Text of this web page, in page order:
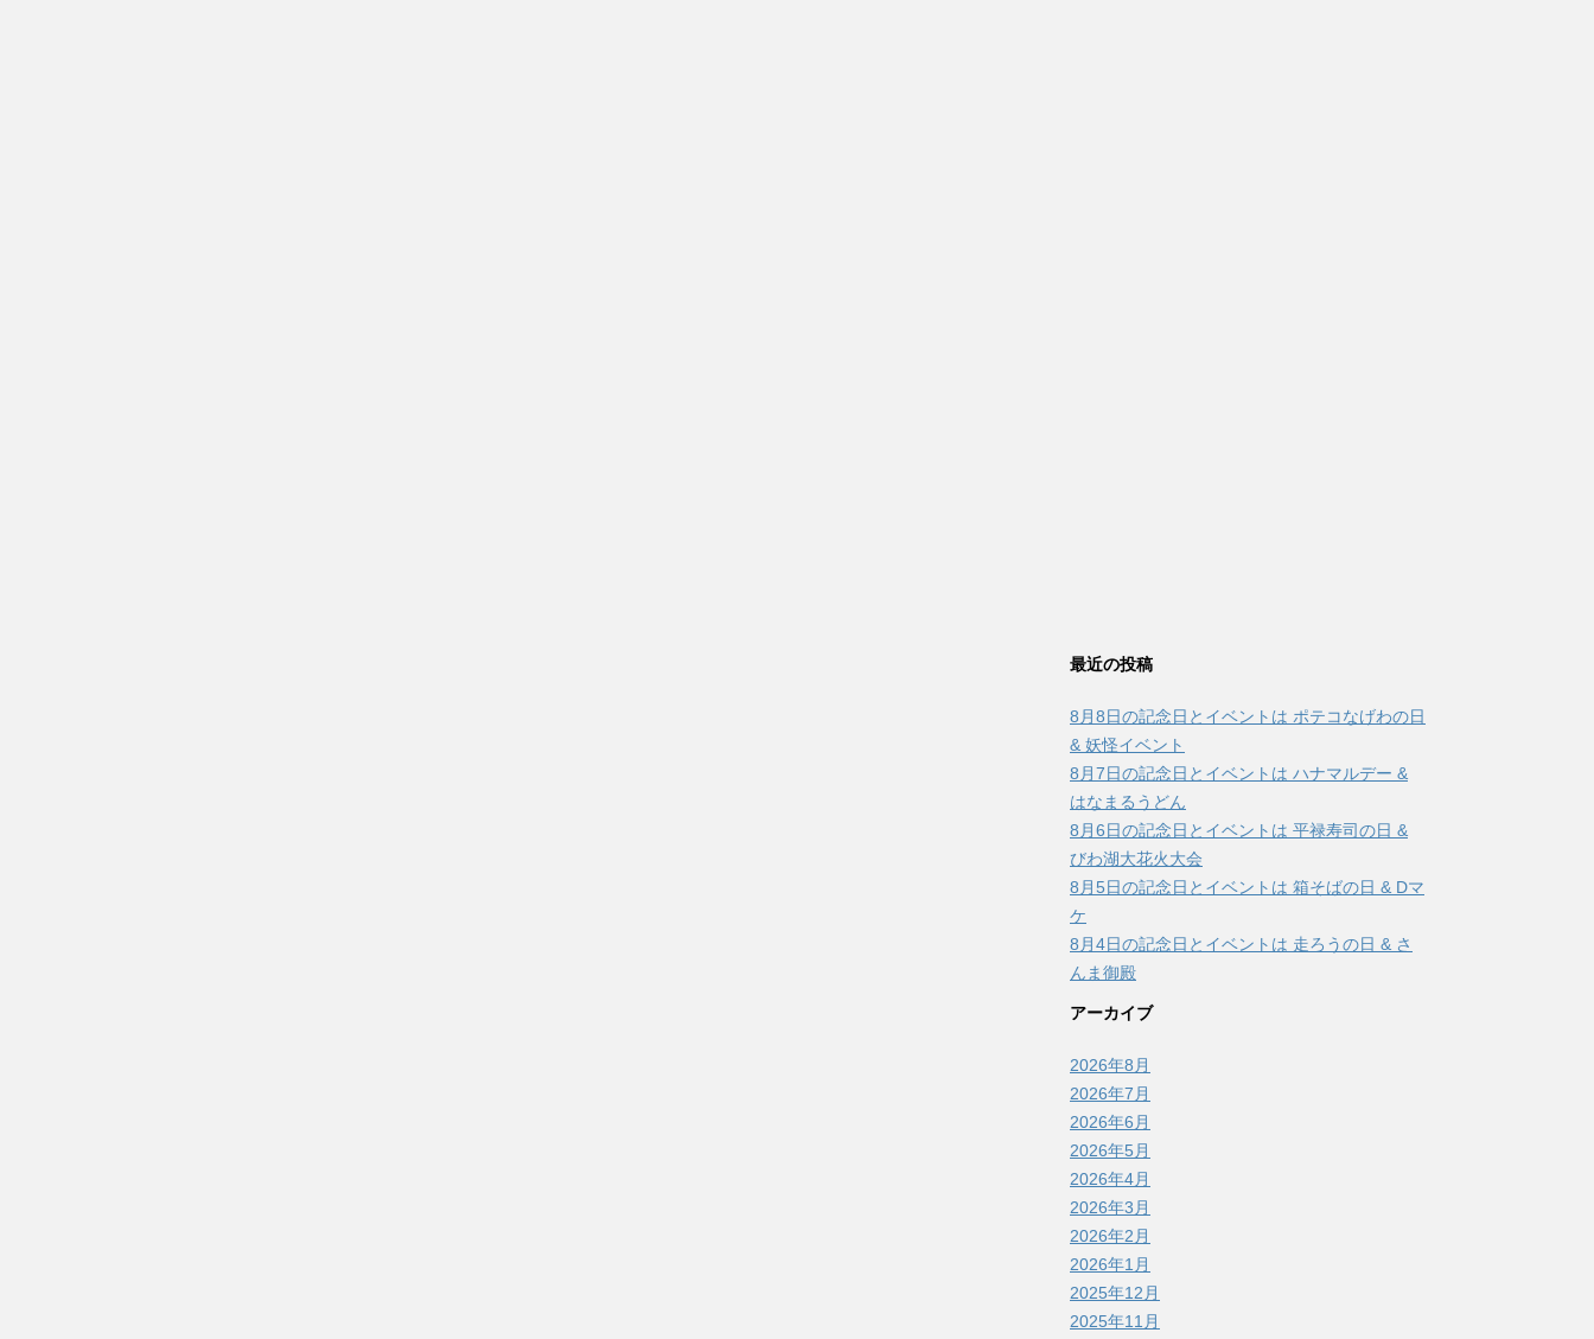
最近の投稿
8月8日の記念日とイベントは ポテコなげわの日
& 妖怪イベント
8月7日の記念日とイベントは ハナマルデー &
はなまるうどん
8月6日の記念日とイベントは 平禄寿司の日 &
びわ湖大花火大会
8月5日の記念日とイベントは 箱そばの日 & Dマ
ケ
8月4日の記念日とイベントは 走ろうの日 & さ
んま御殿
アーカイブ
2026年8月
2026年7月
2026年6月
2026年5月
2026年4月
2026年3月
2026年2月
2026年1月
2025年12月
2025年11月